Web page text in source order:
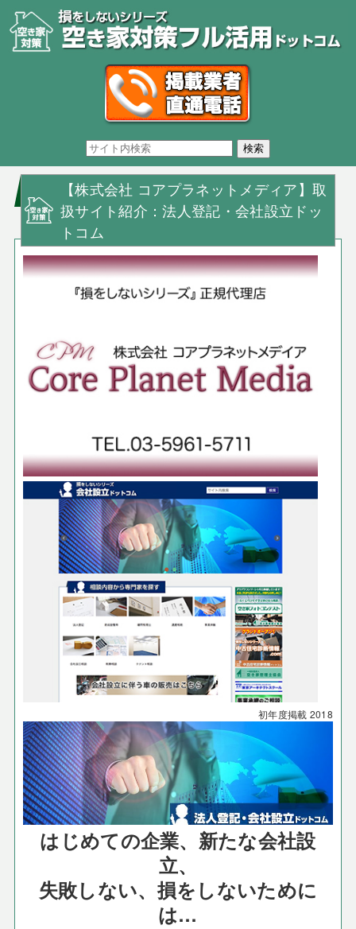
【株式会社 コアプラネットメディア】取
扱サイト紹介：法人登記・会社設立ドッ
トコム
初年度掲載 2018
はじめての企業、新たな会社設
立、
失敗しない、損をしないために
は…